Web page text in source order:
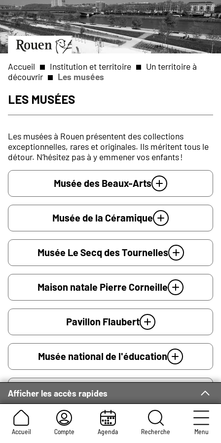
Aller
au
contenu
principal
Aller
à
la
page
d’accueil
Slide
1
of
1
Accueil Compte Agenda Recherche Menu
Fil
d'Ariane
Accueil Institution et territoire
Un territoire à
découvrir
Les musées
Les musées
Afficher les accès rapides
Les musées à Rouen présentent des collections
exceptionnelles, rares et originales. Ils méritent tous le
détour. N’hésitez pas à y emmener vos enfants !
Musée des Beaux-Arts
Musée de la Céramique
Musée Le Secq des Tournelles
Maison natale Pierre Corneille
Pavillon Flaubert
Musée national de l'éducation
Musée des Antiquités
Musée Flaubert et d'histoire de la
médecine